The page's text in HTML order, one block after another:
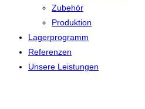
Zubehör
Produktion
Lagerprogramm
Referenzen
Unsere Leistungen